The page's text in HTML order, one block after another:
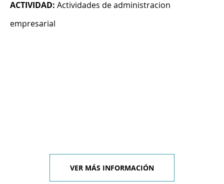
ACTIVIDAD: Actividades de administracion
empresarial
VER MÁS INFORMACIÓN